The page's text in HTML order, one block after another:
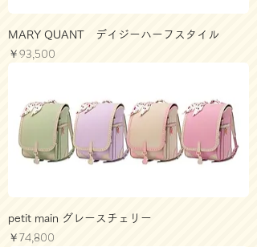
MARY QUANT デイジーハーフスタイル
価格
￥93,500
petit main グレースチェリー
価格
￥74,800